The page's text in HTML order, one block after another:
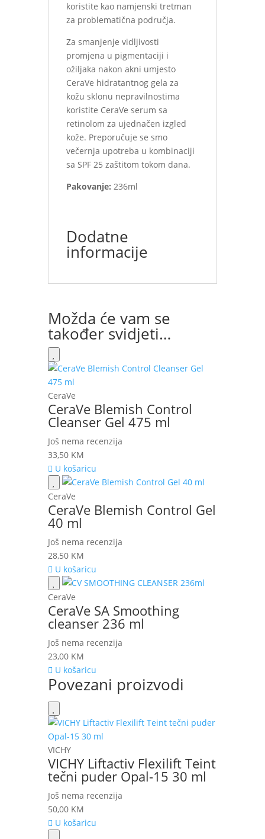
koristite kao namjenski tretman
za problematična područja.
Za smanjenje vidljivosti
promjena u pigmentaciji i
ožiljaka nakon akni umjesto
CeraVe hidratantnog gela za
kožu sklonu nepravilnostima
koristite CeraVe serum sa
retinolom za ujednačen izgled
kože. Preporučuje se smo
večernja upotreba u kombinaciji
sa SPF 25 zaštitom tokom dana.
Pakovanje: 236ml
Dodatne
informacije
Možda će vam se
također svidjeti…
CeraVe
CeraVe Blemish Control
Cleanser Gel 475 ml
Još nema recenzija
33,50 KM
U košaricu
CeraVe
CeraVe Blemish Control Gel
40 ml
Još nema recenzija
28,50 KM
U košaricu
CeraVe
CeraVe SA Smoothing
cleanser 236 ml
Još nema recenzija
23,00 KM
U košaricu
Povezani proizvodi
VICHY
VICHY Liftactiv Flexilift Teint
tečni puder Opal-15 30 ml
Još nema recenzija
50,00 KM
U košaricu